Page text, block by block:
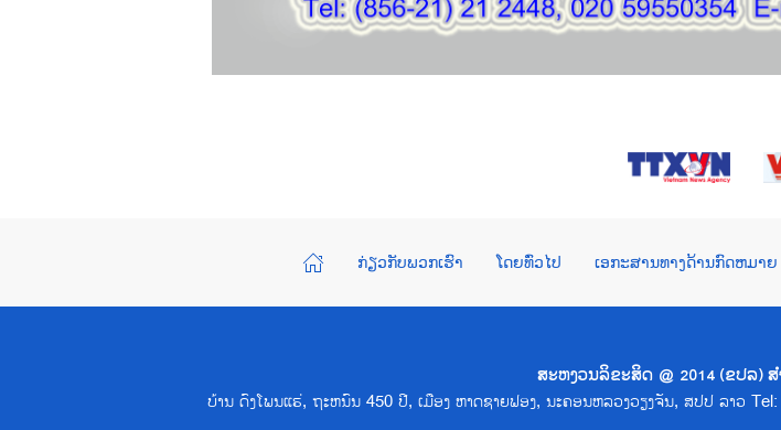
ກ່ຽວກັບພວກເຮົາ ໂດຍທົ່ວໄປ ເອກະສານທາງດ້ານກົດຫມາຍ
ສະຫງວນລິຂະສິດ @ 2014 (ຂປລ)
ບ້ານ ດົງໂພນແຮ່, ຖະຫນົນ 450 ປີ, ເມືອງ ຫາດຊາຍຟອງ, ນະຄອນຫລວງວຽງຈັນ, ສປປ ລາວ